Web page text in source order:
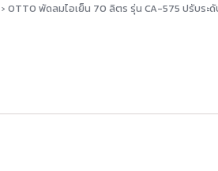
› OTTO พัดลมไอเย็น 70 ลิตร รุ่น CA-575 ปรับระดั